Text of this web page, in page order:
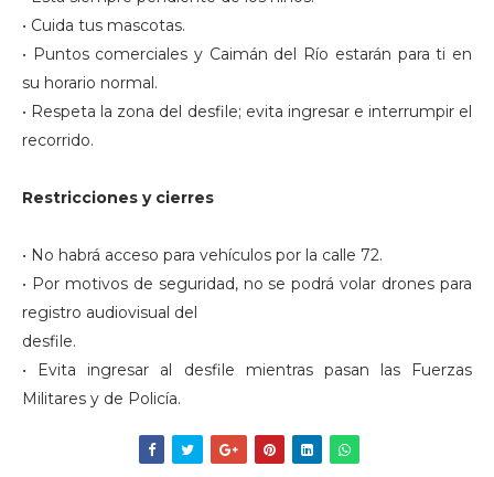
• Cuida tus mascotas.
• Puntos comerciales y Caimán del Río estarán para ti en
su horario normal.
• Respeta la zona del desfile; evita ingresar e interrumpir el
recorrido.
Restricciones y cierres
• No habrá acceso para vehículos por la calle 72.
• Por motivos de seguridad, no se podrá volar drones para
registro audiovisual del
desfile.
• Evita ingresar al desfile mientras pasan las Fuerzas
Militares y de Policía.